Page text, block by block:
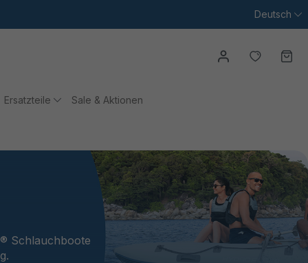
Deutsch
Du
Ersatzteile Sale & Aktionen
Schlauchboote